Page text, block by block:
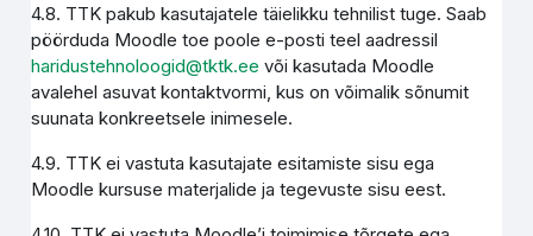
4.8. TTK pakub kasutajatele täielikku tehnilist tuge. Saab
pöörduda Moodle toe poole e-posti teel aadressil
haridustehnoloogid@tktk.ee või kasutada Moodle
avalehel asuvat kontaktvormi, kus on võimalik sõnumit
suunata konkreetsele inimesele.
4.9. TTK ei vastuta kasutajate esitamiste sisu ega
Moodle kursuse materjalide ja tegevuste sisu eest.